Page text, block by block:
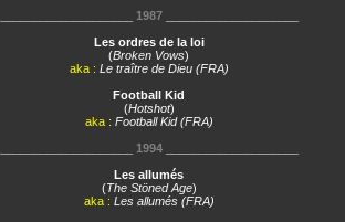
1987____________________
Les ordres de la loi
(Broken Vows)
aka : Le traître de Dieu (FRA)
Football Kid
(Hotshot)
aka : Football Kid (FRA)
1994____________________
Les allumés
(The Stöned Age)
aka : Les allumés (FRA)